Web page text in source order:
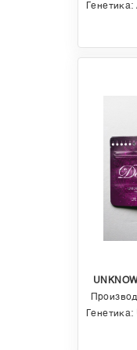
Генетика:
Генетика: